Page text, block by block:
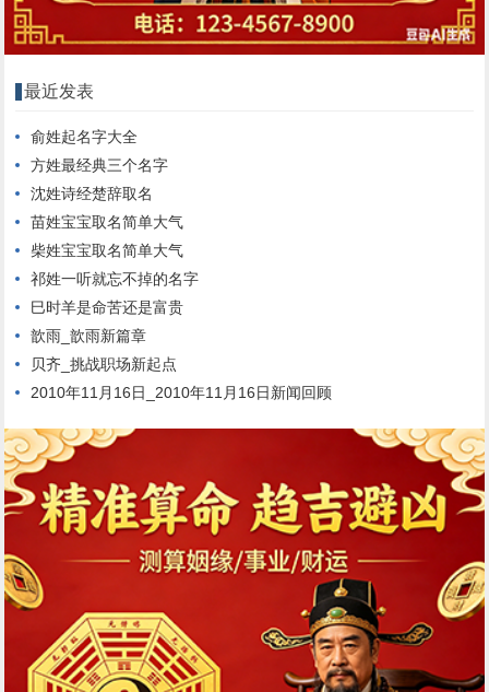
最近发表
俞姓起名字大全
方姓最经典三个名字
沈姓诗经楚辞取名
苗姓宝宝取名简单大气
柴姓宝宝取名简单大气
祁姓一听就忘不掉的名字
巳时羊是命苦还是富贵
歆雨_歆雨新篇章
贝齐_挑战职场新起点
2010年11月16日_2010年11月16日新闻回顾